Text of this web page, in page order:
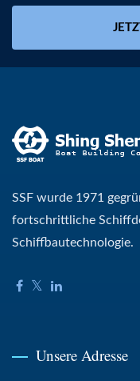
SSF wurde 1971
fortschrittliche
Schiffbautechnologie.
Unsere Adresse